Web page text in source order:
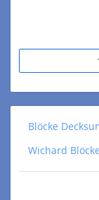
Blöcke
Wichard